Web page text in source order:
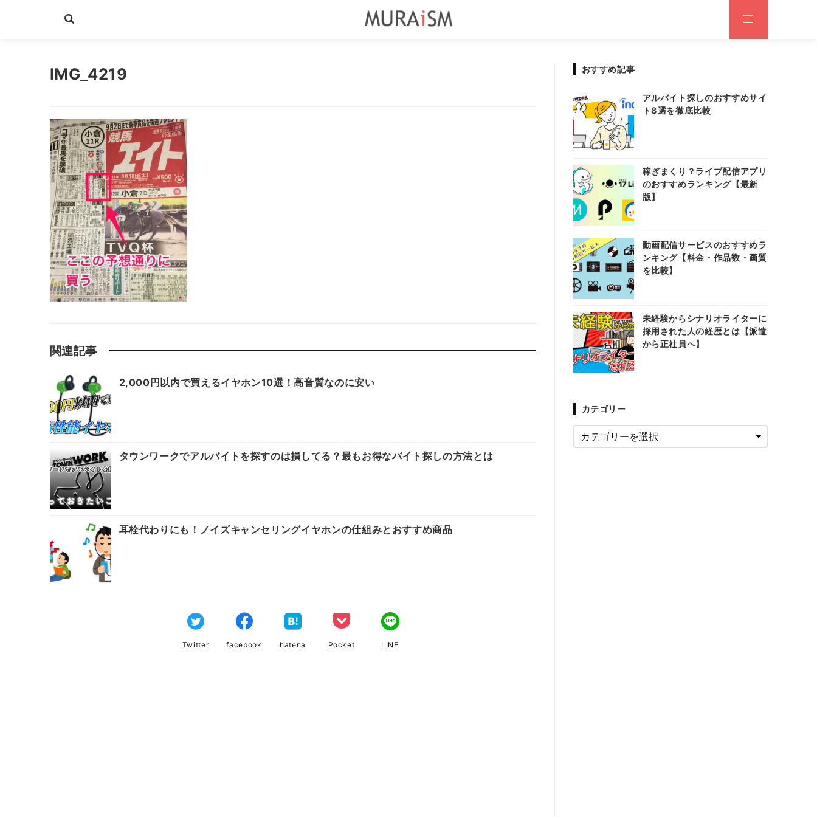
IMG_4219
関連記事
2,000円以内で買えるイヤホン10選！高音質なのに安い
タウンワークでアルバイトを探すのは損してる？最もお得なバイト探しの方法とは
耳栓代わりにも！ノイズキャンセリングイヤホンの仕組みとおすすめ商品
Twitter facebook hatena Pocket LINE
おすすめ記事
アルバイト探しのおすすめサイ
ト8選を徹底比較
稼ぎまくり？ライブ配信アプリ
のおすすめランキング【最新
版】
動画配信サービスのおすすめラ
ンキング【料金・作品数・画質
を比較】
未経験からシナリオライターに
採用された人の経歴とは【派遣
から正社員へ】
カテゴリー